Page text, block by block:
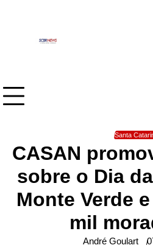
Santa
CASAN
sobre o Dia
Monte Verde
mil
André Goulart